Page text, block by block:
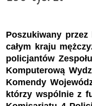
Poszukiwany
całym kraju
policjantów
Komputerową
Komendy
którzy wspólnie z